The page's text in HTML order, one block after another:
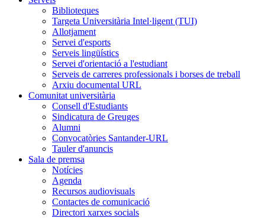
Biblioteques
Targeta Universitària Intel·ligent (TUI)
Allotjament
Servei d'esports
Serveis lingüístics
Servei d'orientació a l'estudiant
Serveis de carreres professionals i borses de treball
Arxiu documental URL
Comunitat universitària
Consell d'Estudiants
Sindicatura de Greuges
Alumni
Convocatòries Santander-URL
Tauler d'anuncis
Sala de premsa
Notícies
Agenda
Recursos audiovisuals
Contactes de comunicació
Directori xarxes socials